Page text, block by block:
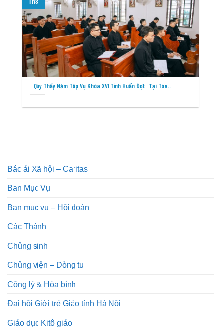
Qúy Thầy Năm Tập Vụ Khóa XVI Tĩnh Huấn Đợt I Tại Tòa..
Th8
Bác ái Xã hội – Caritas
Ban Mục Vụ
Ban mục vụ – Hội đoàn
Các Thánh
Chủng sinh
Chủng viện – Dòng tu
Công lý & Hòa bình
Đại hội Giới trẻ Giáo tỉnh Hà Nội
Giáo dục Kitô giáo